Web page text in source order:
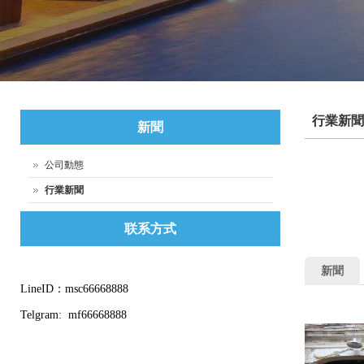
行業新聞
新聞
新聞
公司動態
行業新聞
联系方式
LineID：msc66668888
Telgram: mf66668888